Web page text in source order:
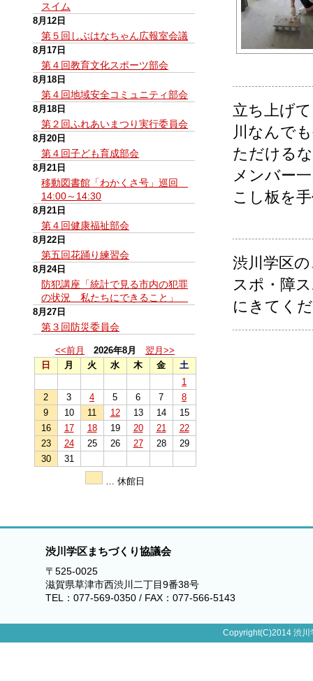
スイム
8月12日
第５回しぶはなちゃん広報室会議
8月17日
第４回教育文化スポーツ部会
8月18日
第４回地域安全コミュニティ部会
8月18日
第２回ふれあいまつり実行委員会
8月20日
第４回子ども育成部会
8月21日
移動図書館「わかくさ号」巡回
14:00～14:30
8月21日
第４回健康福祉部会
8月22日
第五回花踊り練習会
8月24日
防犯講座「統計で見る市内の犯罪
の状況 私たちにできること」
8月27日
第３回防災委員会
<<前月 2026年8月
翌月>>
日
月 火 水 木 金
土
1
2
3 4 5 6 7
8
9
10 11 12 13 14
15
16
17 18 19 20 21
22
23
24 25 26 27 28
29
30
31
… 休館日
立ち上げ
川なんで
ただける
メンバー
こし板を
渋川学区
スポ・障
にきてく
渋川学区まちづくり協議会
〒525-0025
滋賀県草津市西渋川二丁目9番38号
TEL：077-569-0350 / FAX：077-566-5143
Copyright(C)2014 渋川